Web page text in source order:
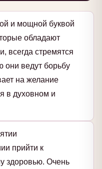
и мощной буквой
обладают
всегда стремятся
они ведут борьбу
на желание
в духовном и
прийти к
здоровью. Очень